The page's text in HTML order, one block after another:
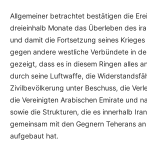
Allgemeiner betrachtet bestätigen die
dreieinhalb Monate das Überleben des
und damit die Fortsetzung seines
gegen andere westliche Verbündete in
gezeigt, dass es in diesem Ringen alles
durch seine Luftwaffe, die
Zivilbevölkerung unter Beschuss, die
die Vereinigten Arabischen Emirate und
sowie die Strukturen, die es innerhalb
gemeinsam mit den Gegnern Teherans
aufgebaut hat.